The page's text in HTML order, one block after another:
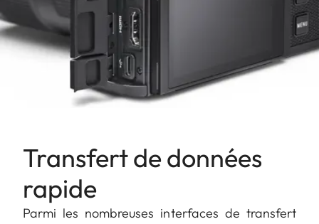
Transfert de données
rapide
Parmi les nombreuses interfaces de transfert